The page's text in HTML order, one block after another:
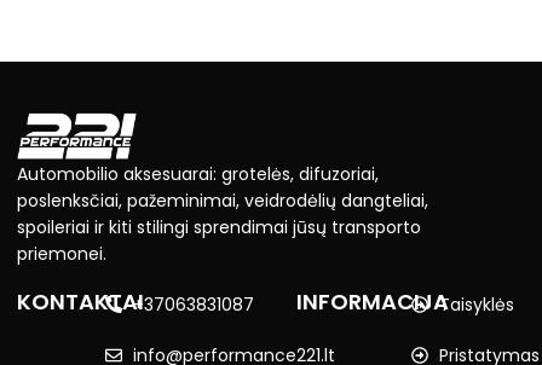
Automobilio aksesuarai: grotelės, difuzoriai,
poslenksčiai, pažeminimai, veidrodėlių dangteliai,
spoileriai ir kiti stilingi sprendimai jūsų transporto
priemonei.
KONTAKTAI+37063831087
info@performance221.lt
INFORMACIJATaisyklės
Pristatymas